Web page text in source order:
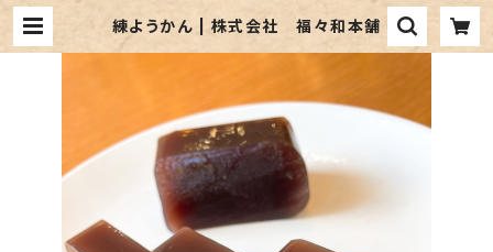
練ようかん | 株式会社 福々和本舗